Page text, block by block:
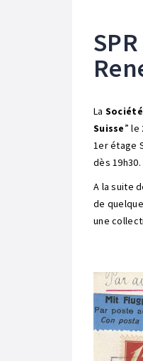
La
Suisse” le
1er étage
dès
A la suite
de
une